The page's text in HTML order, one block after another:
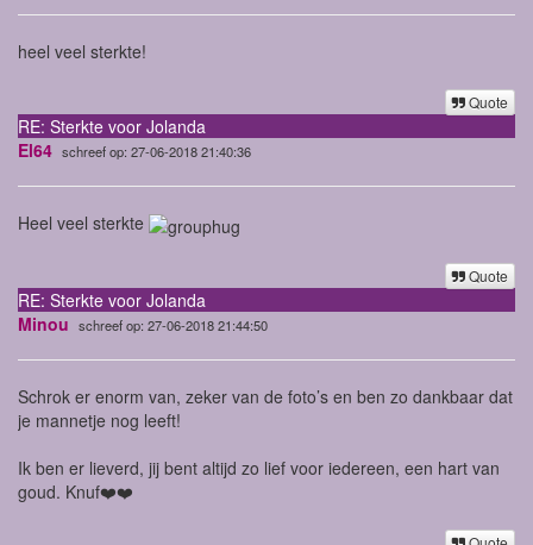
heel veel sterkte!
Quote
RE: Sterkte voor Jolanda
El64 schreef op: 27-06-2018 21:40:36
Heel veel sterkte
Quote
RE: Sterkte voor Jolanda
Minou schreef op: 27-06-2018 21:44:50
Schrok er enorm van, zeker van de foto’s en ben zo dankbaar dat
je mannetje nog leeft!
Ik ben er lieverd, jij bent altijd zo lief voor iedereen, een hart van
goud. Knuf❤️❤️